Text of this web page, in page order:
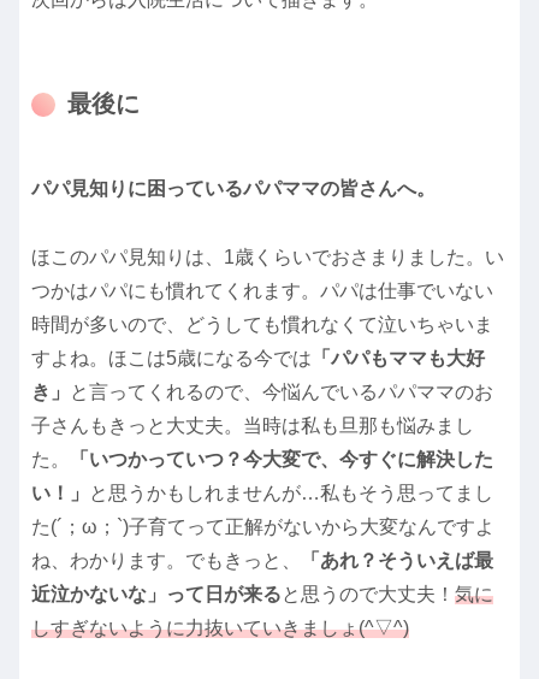
最後に
パパ見知りに困っているパパママの皆さんへ。
ほこのパパ見知りは、1歳くらいでおさまりました。い
つかはパパにも慣れてくれます。パパは仕事でいない
時間が多いので、どうしても慣れなくて泣いちゃいま
すよね。ほこは5歳になる今では 「パパもママも大好
き」
と言ってくれるので、今悩んでいるパパママのお
子さんもきっと大丈夫。当時は私も旦那も悩みまし
た。
「いつかっていつ？今大変で、今すぐに解決した
い！」
と思うかもしれませんが…私もそう思ってまし
た(´；ω；`)子育てって正解がないから大変なんですよ
ね、わかります。でもきっと、
「あれ？そういえば最
近泣かないな」って日が来ると思うので大丈夫！ 気に
しすぎないように力抜いていきましょ(^▽^)